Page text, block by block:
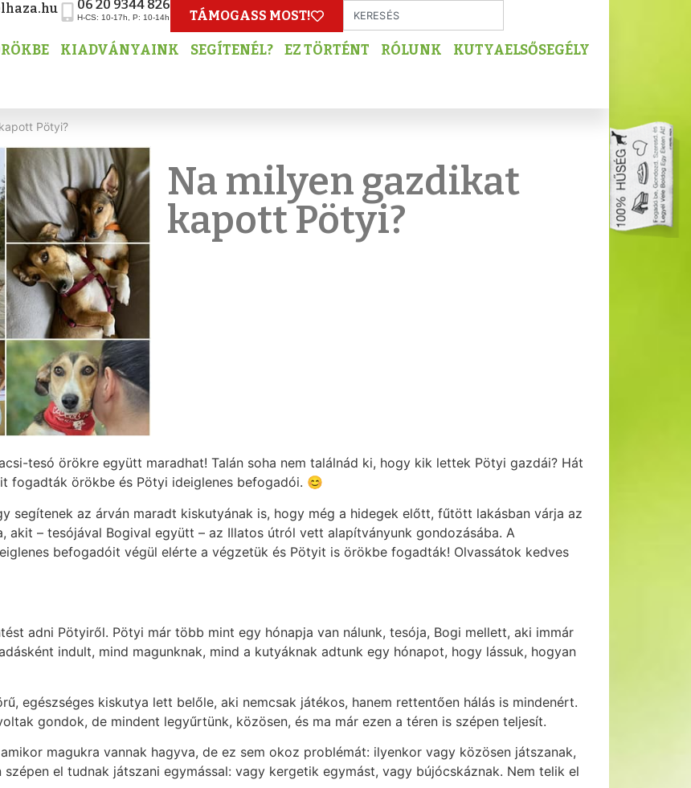
06 20 9344 826
H-CS: 10-17h, P: 10-14h TÁMOGASS MOST!
KIADVÁNYAINK SEGÍTENÉL? EZ TÖRTÉNT RÓLUNK KUTYAELSŐSEGÉLY
Pötyi?
Na milyen gazdikat
kapott Pötyi?
tesó örökre együtt maradhat! Talán soha nem találnád ki, hogy kik lettek Pötyi gazdái? Hát
fogadták örökbe és Pötyi ideiglenes befogadói. 😊
segítenek az árván maradt kiskutyának is, hogy még a hidegek előtt, fűtött lakásban várja az
akit – tesójával Bogival együtt – az Illatos útról vett alapítványunk gondozásába. A
befogadóit végül elérte a végzetük és Pötyit is örökbe fogadták! Olvassátok kedves
adni Pötyiről. Pötyi már több mint egy hónapja van nálunk, tesója, Bogi mellett, aki immár
indult, mind magunknak, mind a kutyáknak adtunk egy hónapot, hogy lássuk, hogyan
egészséges kiskutya lett belőle, aki nemcsak játékos, hanem rettentően hálás is mindenért.
gondok, de mindent legyűrtünk, közösen, és ma már ezen a téren is szépen teljesít.
magukra vannak hagyva, de ez sem okoz problémát: ilyenkor vagy közösen játszanak,
el tudnak játszani egymással: vagy kergetik egymást, vagy bújócskáznak. Nem telik el